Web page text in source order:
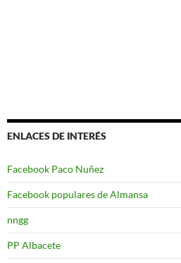
ENLACES DE INTERÉS
Facebook Paco Nuñez
Facebook populares de Almansa
nngg
PP Albacete